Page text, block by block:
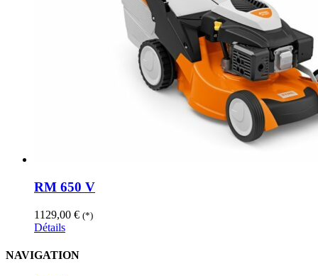
RM 650 V
1129,00 € (*)
Détails
NAVIGATION